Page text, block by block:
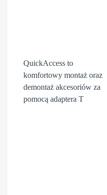
QuickAccess to
komfortowy montaż oraz
demontaż akcesoriów za
pomocą adaptera T